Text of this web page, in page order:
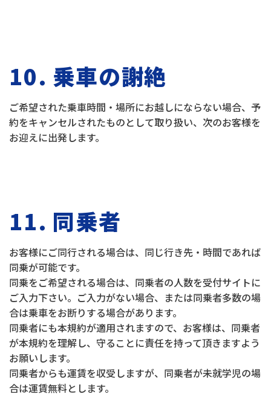
10. 乗車の謝絶
ご希望された乗車時間・場所にお越しにならない場合、予
約をキャンセルされたものとして取り扱い、次のお客様を
お迎えに出発します。
11. 同乗者
お客様にご同行される場合は、同じ行き先・時間であれば
同乗が可能です。
同乗をご希望される場合は、同乗者の人数を受付サイトに
ご入力下さい。ご入力がない場合、または同乗者多数の場
合は乗車をお断りする場合があります。
同乗者にも本規約が適用されますので、お客様は、同乗者
が本規約を理解し、守ることに責任を持って頂きますよう
お願いします。
同乗者からも運賃を収受しますが、同乗者が未就学児の場
合は運賃無料とします。